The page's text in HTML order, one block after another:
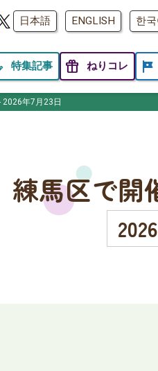
日本語 ENGLISH 한
特集記事 featured_seasonal_and_gifts ねりコレ tour
2026年7月23日
練馬区で開